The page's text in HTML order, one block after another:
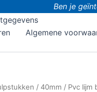
Ben je
Algemene
/ 40mm / Pvc lijm